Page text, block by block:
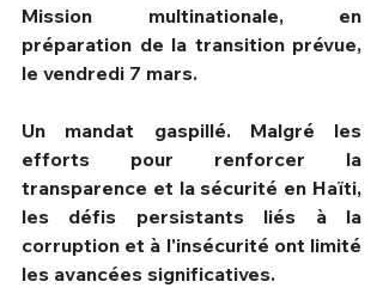
Mission multinationale, en
préparation de la transition prévue,
le vendredi 7 mars.
Un mandat gaspillé. Malgré les
efforts pour renforcer la
transparence et la sécurité en Haïti,
les défis persistants liés à la
corruption et à l'insécurité ont limité
les avancées significatives.